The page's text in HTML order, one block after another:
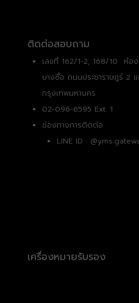
ติดต่อสอบถาม
เลขที่ 162/1-2, 168/10 ห้อ
บางซื่อ ถนนประชาราษฎร์ 2
กรุงเทพมหานคร
02-096-6595 Ext. 1
ช่องทางการติดต่อ
LINE ID :
เครื่องหมายรับรอง